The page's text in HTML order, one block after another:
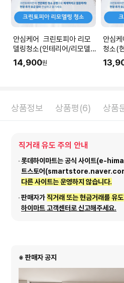
안심케어 크린토피아 리모
델링청소(인테리어/리모델
링 공사 직후) I 공간 평수에
맞춰 수량을 입력해주세요.
14,900원
안심
청소(
소) I
을 입
상품정보 상품평(6) 상품
직거래 유도 주의 안내
롯데하이마트는 공식 사이트(e-
트스토어
다른 사이트는 운영하지 않습니다.
판매자가직거래 또는 현금거래를 유
하이마트 고객센터로 신고해주세요.
※ 판매자 공지